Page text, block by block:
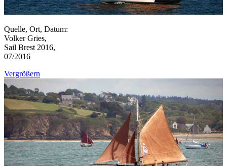
Quelle, Ort, Datum:
Volker Gries,
Sail Brest 2016,
07/2016
Vergrößern